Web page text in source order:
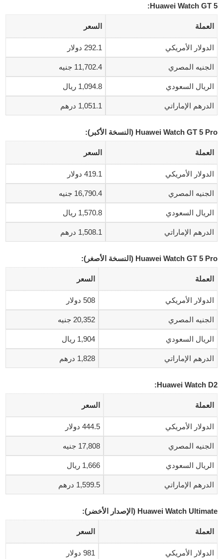
Huawei Watch GT 5:
العملة السعر
الدولار الأمريكي 292.1 دولار
الجنيه المصري 11,702.4 جنيه
الريال السعودي 1,094.8 ريال
الدرهم الإماراتي 1,051.1 درهم
Huawei Watch GT 5 Pro (النسخة الأكبر):
العملة السعر
الدولار الأمريكي 419.1 دولار
الجنيه المصري 16,790.4 جنيه
الريال السعودي 1,570.8 ريال
الدرهم الإماراتي 1,508.1 درهم
Huawei Watch GT 5 Pro (النسخة الأصغر):
العملة السعر
الدولار الأمريكي 508 دولار
الجنيه المصري 20,352 جنيه
الريال السعودي 1,904 ريال
الدرهم الإماراتي 1,828 درهم
Huawei Watch D2:
العملة السعر
الدولار الأمريكي 444.5 دولار
الجنيه المصري 17,808 جنيه
الريال السعودي 1,666 ريال
الدرهم الإماراتي 1,599.5 درهم
Huawei Watch Ultimate (الإصدار الأخضر):
العملة السعر
الدولار الأمريكي 981 دولار